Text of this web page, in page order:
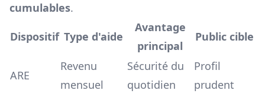
cumulables.
Dispositif Type d'aide
Avantage
principal
Public cible
ARE
Revenu
mensuel
Sécurité du
quotidien
Profil
prudent